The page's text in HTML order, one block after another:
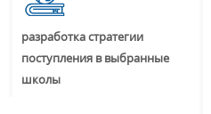
разработка стратегии
поступления в выбранные
школы